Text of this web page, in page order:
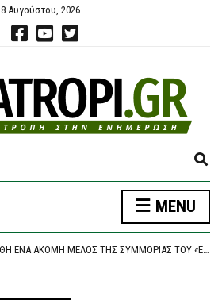
8 Αυγούστου, 2026
E
P
N
MENU
ΣΥΝΕΛΉΦΘΗ ΈΝΑ ΑΚΌΜΗ ΜΈΛΟΣ ΤΗΣ ΣΥΜΜΟΡΊΑΣ ΤΟΥ «ΈΝΤΙΚ» ΣΤΟ ΠΑΛΑΙΌ ΦΆΛΗΡΟ
ΧΑΛΚΙΔΙΚΉ: 8ΧΡΟΝΟΣ ΤΡΑΥΜΑΤΊΣΤΗΚΕ ΣΤΗ ΘΆΛΑΣΣΑ – ΈΚΑΝΕ ΒΟΥΤΙΆ ΚΑΙ ΧΤΎΠΗΣΕ ΣΕ ΠΈΤΡΑ